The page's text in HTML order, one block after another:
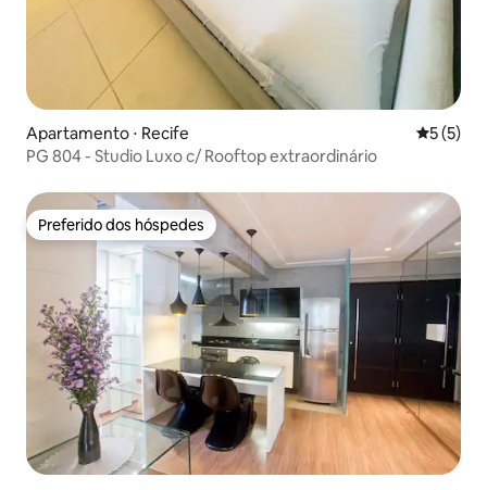
Apartamento ⋅ Recife 5 de
5 (5)
PG 804 - Studio Luxo c/ Rooftop extraordinário
Preferido dos hóspedes
Preferido dos hóspedes